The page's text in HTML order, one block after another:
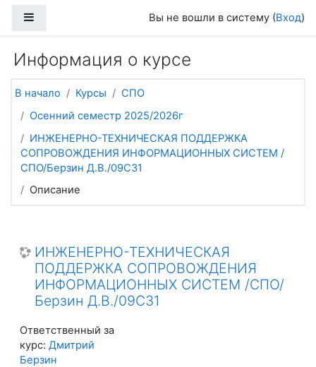
Вы не вошли в систему (Вход)
Информация о курсе
В начало Курсы
СПО
Осенний семестр 2025/2026г
ИНЖЕНЕРНО-ТЕХНИЧЕСКАЯ ПОДДЕРЖКА
СОПРОВОЖДЕНИЯ ИНФОРМАЦИОННЫХ СИСТЕМ /
СПО/Берзин Д.В./09С31
Описание
ИНЖЕНЕРНО-ТЕХНИЧЕСКАЯ
ПОДДЕРЖКА СОПРОВОЖДЕНИЯ
ИНФОРМАЦИОННЫХ СИСТЕМ /СПО/
Берзин Д.В./09С31
Ответственный за
курс: Дмитрий
Берзин